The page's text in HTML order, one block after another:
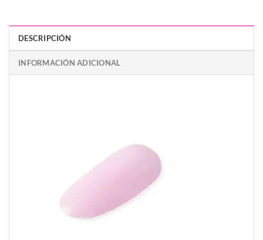
DESCRIPCIÓN
INFORMACIÓN ADICIONAL